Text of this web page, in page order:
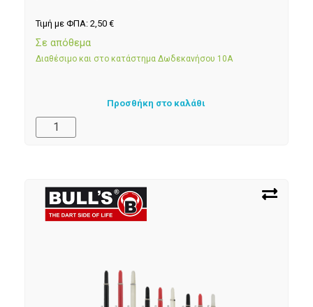
Τιμή με ΦΠΑ: 2,50 €
Σε απόθεμα
Διαθέσιμο και στο κατάστημα Δωδεκανήσου 10Α
Προσθήκη στο καλάθι